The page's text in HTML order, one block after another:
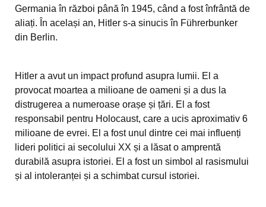
Germania în război până în 1945, când a fost înfrântă de
aliați. În același an, Hitler s-a sinucis în Führerbunker
din Berlin.
Hitler a avut un impact profund asupra lumii. El a
provocat moartea a milioane de oameni și a dus la
distrugerea a numeroase orașe și țări. El a fost
responsabil pentru Holocaust, care a ucis aproximativ 6
milioane de evrei. El a fost unul dintre cei mai influenți
lideri politici ai secolului XX și a lăsat o amprentă
durabilă asupra istoriei. El a fost un simbol al rasismului
și al intoleranței și a schimbat cursul istoriei.